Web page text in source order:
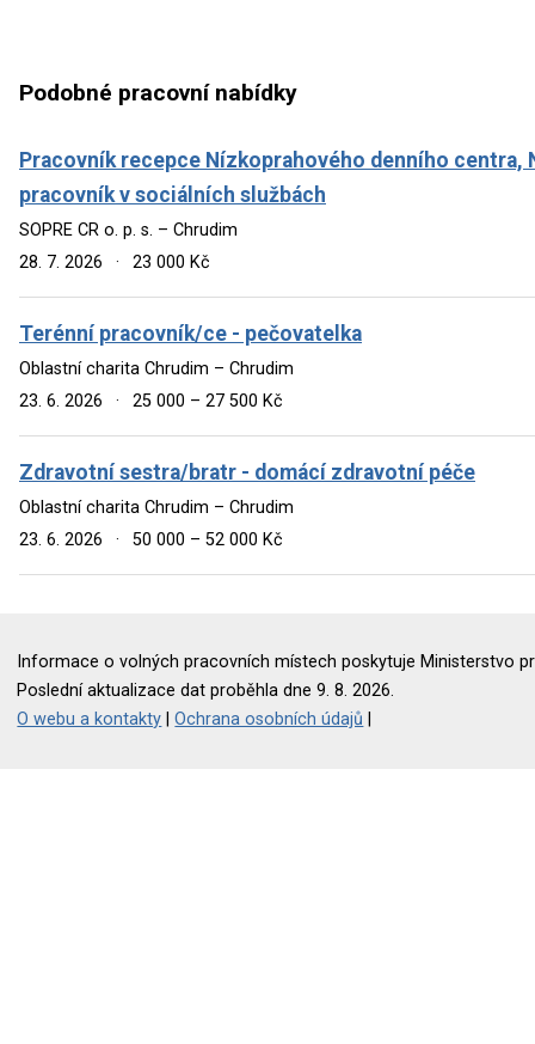
Podobné pracovní nabídky
Pracovník recepce Nízkoprahového denního centra,
pracovník v sociálních službách
SOPRE CR o. p. s. – Chrudim
28. 7. 2026
· 23 000 Kč
Terénní pracovník/ce - pečovatelka
Oblastní charita Chrudim – Chrudim
23. 6. 2026
· 25 000 – 27 500 Kč
Zdravotní sestra/bratr - domácí zdravotní péče
Oblastní charita Chrudim – Chrudim
23. 6. 2026
· 50 000 – 52 000 Kč
Informace o volných pracovních místech poskytuje Ministerstvo
Poslední aktualizace dat proběhla dne 9. 8. 2026.
O webu a kontakty |Ochrana osobních údajů